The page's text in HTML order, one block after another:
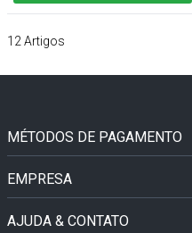
12 Artigos
MÉTODOS DE PAGAMENTO
EMPRESA
AJUDA & CONTATO